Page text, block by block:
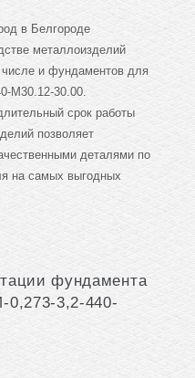
в Белгороде
металлоизделий
числе и фундаментов для
М30.12-30.00.
срок работы
позволяет
деталями по
на самых выгодных
фундамента
3,2-440-